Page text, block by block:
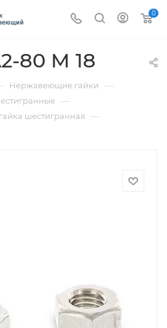
0
80 M 18
Нержавеющие гайки —
—
шестигранная —